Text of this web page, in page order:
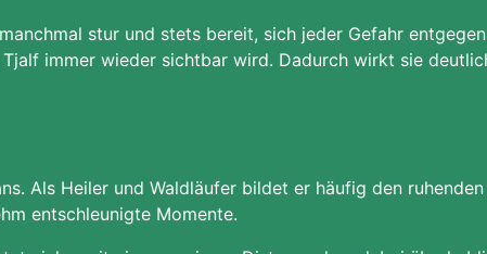
stur und stets bereit, sich jeder Gefahr
immer wieder sichtbar wird. Dadurch wirkt sie
Als Heiler und Waldläufer bildet er häufig den
entschleunigte Momente.